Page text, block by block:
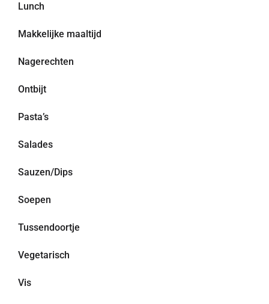
Lunch
Makkelijke maaltijd
Nagerechten
Ontbijt
Pasta’s
Salades
Sauzen/Dips
Soepen
Tussendoortje
Vegetarisch
Vis